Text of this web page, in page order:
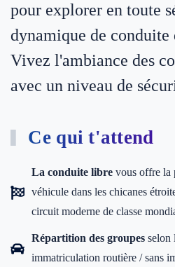
pour explorer en toute
dynamique de
Vivez l'ambiance des
avec un niveau de
Ce qui t'attend
La conduite libre vous offre la
véhicule dans les chicanes
circuit moderne de classe
Répartition des groupes selon
immatriculation routière / sans